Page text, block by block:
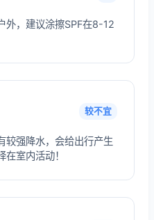
外，建议涂擦SPF在8-12
较不宜
较强降水，会给出行产生
室内活动！